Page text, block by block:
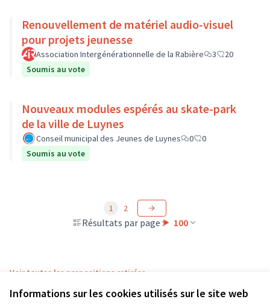
Informations sur les cookies utilisés sur le site web
Renouvellement de matériel audio-visuel
pour projets jeunesse
Association Intergénérationnelle de la Rabière 3
20
Soumis au vote
Nouveaux modules espérés au skate-park
de la ville de Luynes
Conseil municipal des Jeunes de Luynes 0
0
Soumis au vote
Résultats par page : 100
1 2
Voir toutes les propositions retirées